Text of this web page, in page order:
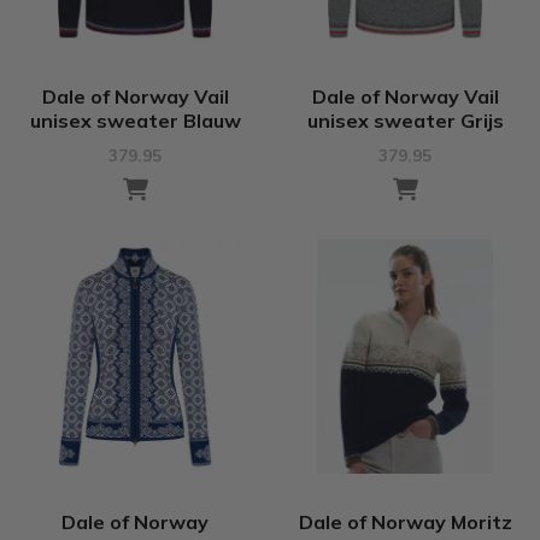
Dale of Norway Vail
unisex sweater Blauw
379.95
Dale of Norway Vail
unisex sweater Grijs
379.95
Dale of Norway
Dale of Norway Moritz